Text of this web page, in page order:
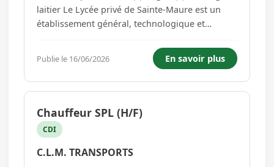
laitier Le Lycée privé de Sainte-Maure est un
établissement général, technologique et
Troyes. Il accueille des élèves de la 4ème au
BTS, notamment dans les domaines de
l'agriculture, de l'environ...
Publie le 16/06/2026 En savoir plus
Chauffeur SPL (H/F)
CDI
C.L.M. TRANSPORTS